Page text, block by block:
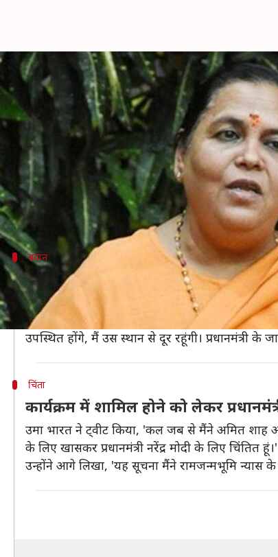
अयोध्या: राम मंदिर के भूमि पूजन से
भारत शर्मा Aug 03, 2020 06:20 pm
क्या है खबर?
उत्तर प्रदेश के अयोध्या में आगामी 5 अगस्त को होने
हर कोई इस ऐतिहासिक कार्यक्रम में शामिल होना
उन्होंने बढ़ते कोरोना वायरस के संक्रमण के चलते भूमि
बयान
भमि पूजन के दौरान सरयू नदी के किनारे
उमा भारती ने ट्वीट किया, 'मैंने रामजन्मभूमि न्यास के
उन्होंने आगे लिखा, 'मैं भोपाल से आज रवाना होऊंगी।
उपस्थित होंगे, मैं उस स्थान से दूर रहूंगी। प्रधानमंत्री के
चिंता
कार्यक्रम में शामिल होने को लेकर
उमा भारत ने ट्वीट किया, 'कल जब से मैंने अमित शाह
के लिए खासकर प्रधानमंत्री नरेंद्र मोदी के लिए चिंतित हूं।'
उन्होंने आगे लिखा, 'यह सूचना मैंने रामजन्मभूमि न्यास के